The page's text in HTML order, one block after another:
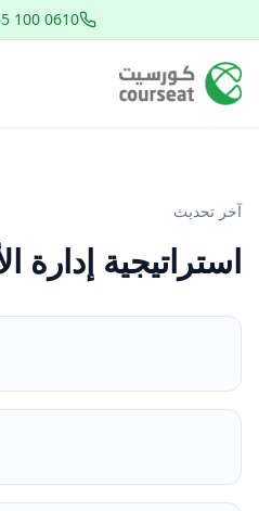
100 0610
آخر تحديث
استراتيجية إدارة